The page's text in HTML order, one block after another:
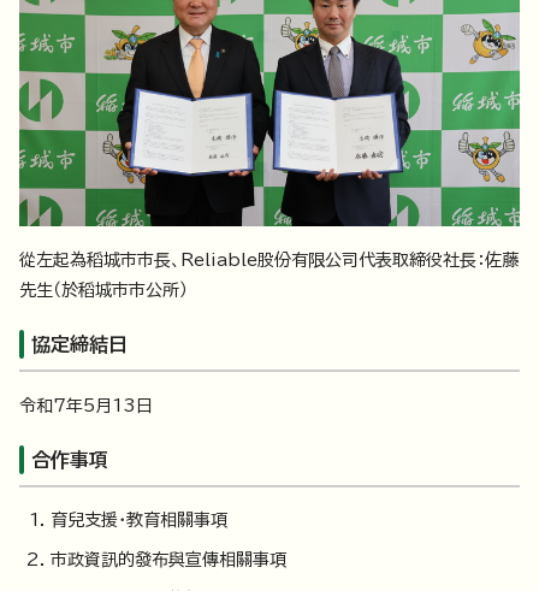
從左起為稻城市市長、Reliable股份有限公司代表取締役社長：佐藤
先生（於稻城市市公所）
協定締結日
令和7年5月13日
合作事項
育兒支援・教育相關事項
市政資訊的發布與宣傳相關事項